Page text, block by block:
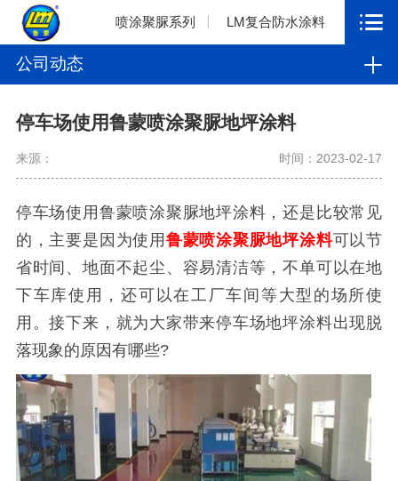
喷涂聚脲系列 LM复合防水涂料
公司动态
停车场使用鲁蒙喷涂聚脲地坪涂料
来源： 时间：2023-02-17
停车场使用鲁蒙喷涂聚脲地坪涂料，还是比较常见
的，主要是因为使用 鲁蒙喷涂聚脲地坪涂料可以节
省时间、地面不起尘、容易清洁等，不单可以在地
下车库使用，还可以在工厂车间等大型的场所使
用。接下来，就为大家带来停车场地坪涂料出现脱
落现象的原因有哪些?